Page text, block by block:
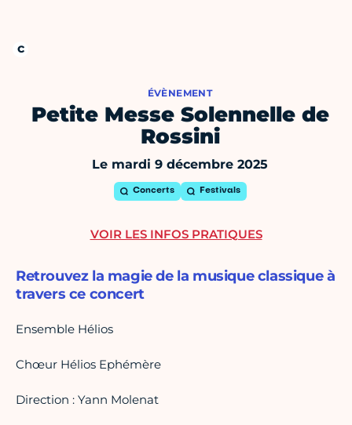
ÉVÈNEMENT
Petite Messe Solennelle de
Rossini
Le mardi 9 décembre 2025
Concerts Festivals
Retrouvez la magie de la musique classique à
travers ce concert
Ensemble Hélios
Chœur Hélios Ephémère
Direction : Yann Molenat
VOIR LES INFOS PRATIQUES